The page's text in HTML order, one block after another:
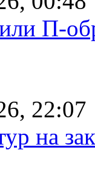
П-
22:07
на